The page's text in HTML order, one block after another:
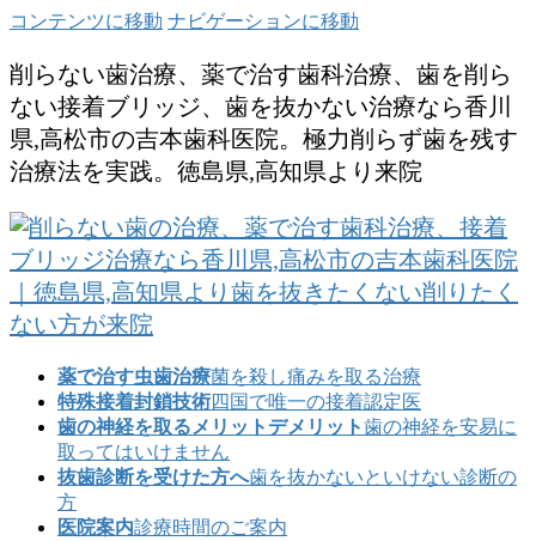
コンテンツに移動 ナビゲーションに移動
削らない歯治療、薬で治す歯科治療、歯を削ら
ない接着ブリッジ、歯を抜かない治療なら香川
県,高松市の吉本歯科医院。極力削らず歯を残す
治療法を実践。徳島県,高知県より来院
薬で治す虫歯治療菌を殺し痛みを取る治療
特殊接着封鎖技術四国で唯一の接着認定医
歯の神経を取るメリットデメリット歯の神経を安易に
取ってはいけません
抜歯診断を受けた方へ歯を抜かないといけない診断の
方
医院案内診療時間のご案内